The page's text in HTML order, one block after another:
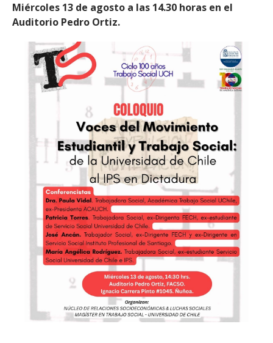
Miércoles 13 de agosto a las 14.30 horas en el
Auditorio Pedro Ortiz.